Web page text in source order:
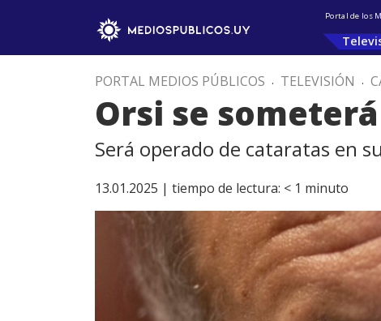
Portal de los
PORTAL MEDIOS PÚBLICOS . TELEVISIÓN .
Orsi se
Será operado de cataratas en
13.01.2025 | tiempo de lectura: < 1 minuto